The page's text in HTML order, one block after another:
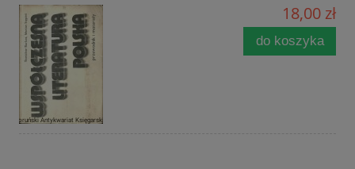
18,00 zł
do koszyka